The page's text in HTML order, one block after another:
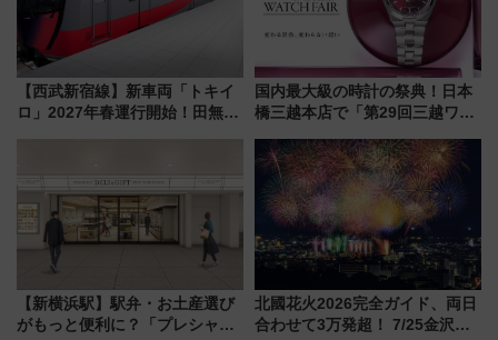
【西武新宿線】新車両「トキイ
ロ」2027年春運行開始！田無・
国内最大級の時計の祭典！日本
橋三越本店で「第29回三越ワー
【2026年8月5日～25日】
【新横浜駅】駅弁・お土産選び
がもっと便利に？「プレシャス
北國花火2026完全ガイド、両日
合わせて3万発超！ 7/25金沢大